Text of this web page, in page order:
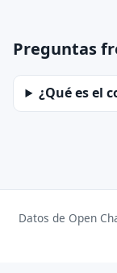
Preguntas
¿Qué es el
Datos de Open